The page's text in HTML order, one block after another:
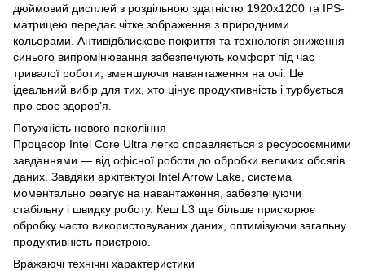
дюймовий дисплей з роздільною здатністю 1920x1200 та IPS-
матрицею передає чітке зображення з природними
кольорами. Антивідблискове покриття та технологія зниження
синього випромінювання забезпечують комфорт під час
тривалої роботи, зменшуючи навантаження на очі. Це
ідеальний вибір для тих, хто цінує продуктивність і турбується
про своє здоров’я.
Потужність нового покоління
Процесор Intel Core Ultra легко справляється з ресурсоємними
завданнями — від офісної роботи до обробки великих обсягів
даних. Завдяки архітектурі Intel Arrow Lake, система
моментально реагує на навантаження, забезпечуючи
стабільну і швидку роботу. Кеш L3 ще більше прискорює
обробку часто використовуваних даних, оптимізуючи загальну
продуктивність пристрою.
Вражаючі технічні характеристики